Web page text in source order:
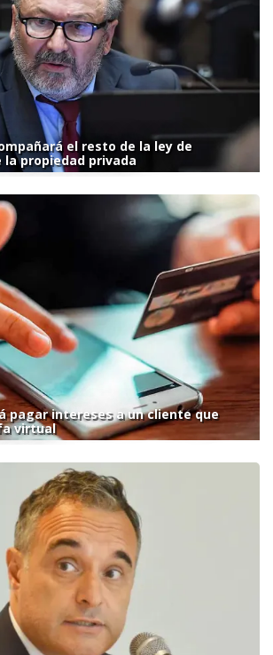
el resto de la ley de
la propiedad privada
pagar intereses a un cliente que
virtual